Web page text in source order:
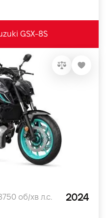
GSX-8S
об/хв л.с. 2024